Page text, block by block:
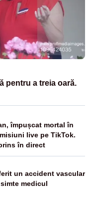
pentru a treia oară.
împușcat mortal în
live pe TikTok.
în direct
un accident vascular
medicul